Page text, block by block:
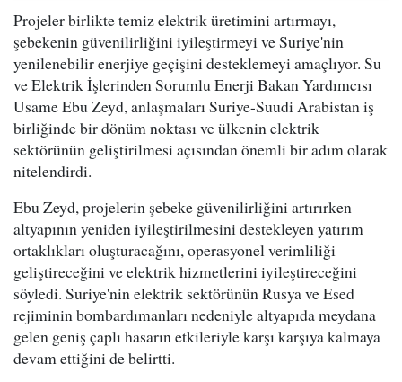
Projeler birlikte temiz elektrik üretimini artırmayı,
şebekenin güvenilirliğini iyileştirmeyi ve Suriye'nin
yenilenebilir enerjiye geçişini desteklemeyi amaçlıyor. Su
ve Elektrik İşlerinden Sorumlu Enerji Bakan Yardımcısı
Usame Ebu Zeyd, anlaşmaları Suriye-Suudi Arabistan iş
birliğinde bir dönüm noktası ve ülkenin elektrik
sektörünün geliştirilmesi açısından önemli bir adım olarak
nitelendirdi.
Ebu Zeyd, projelerin şebeke güvenilirliğini artırırken
altyapının yeniden iyileştirilmesini destekleyen yatırım
ortaklıkları oluşturacağını, operasyonel verimliliği
geliştireceğini ve elektrik hizmetlerini iyileştireceğini
söyledi. Suriye'nin elektrik sektörünün Rusya ve Esed
rejiminin bombardımanları nedeniyle altyapıda meydana
gelen geniş çaplı hasarın etkileriyle karşı karşıya kalmaya
devam ettiğini de belirtti.